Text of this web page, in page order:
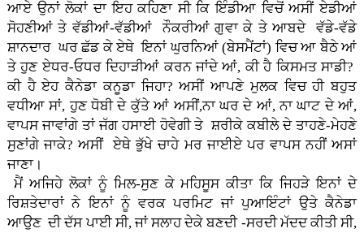
ਆਏ ਉਨਾਂ ਲੋਕਾਂ ਦਾ ਇਹ ਕਹਿਣਾ ਸੀ ਕਿ ਇੰਡੀਆ ਵਿਚੋਂ ਅਸੀਂ ਏਡੀਆਂ
ਸੋਹਣੀਆਂ ਤੇ ਵੱਡੀਆਂ-ਵੱਡੀਆਂ ਨੌਕਰੀਆਂ ਗੁਵਾ ਕੇ ਤੇ ਆਬਦੇ ਵੱਡੇ-ਵੱਡੇ
ਸ਼ਾਨਦਾਰ ਘਰ ਛੱਡ ਕੇ ਏਥੇ ਇਨਾਂ ਘੁਰਨਿਆਂ (ਬੇਸਮੈਂਟਾਂ) ਵਿਚ ਆ ਬੈਠੇ ਆਂ
ਤੇ ਹੁਣ ਏਧਰ-ਓਧਰ ਦਿਹਾੜੀਆਂ ਕਰਨ ਜਾਂਦੇ ਆਂ, ਕੀ ਹੈ ਕਿਸਮਤ ਸਾਡੀ?
ਕੀ ਹੈ ਏਹ ਕੈਨੇਡਾ ਕਨੂਡਾ ਜਿਹਾ? ਅਸੀਂ ਆਪਣੇ ਮੁਲਕ ਵਿਚ ਹੀ ਬਹੁਤ
ਵਧੀਆ ਸਾਂ, ਹੁਣ ਧੋਬੀ ਦੇ ਕੁੱਤੇ ਆਂ ਅਸੀਂ,ਨਾ ਘਰ ਦੇ ਆਂ, ਨਾ ਘਾਟ ਦੇ ਆਂ,
ਵਾਪਸ ਜਾਵਾਂਗੇ ਤਾਂ ਜੱਗ ਹਸਾਈ ਹੋਵੇਗੀ ਤੇ ਸ਼ਰੀਕੇ ਕਬੀਲੇ ਦੇ ਤਾਹਣੇ-ਮੇਹਣੇ
ਸੁਣਾਂਗੇ ਜਾਕੇ? ਅਸੀਂ ਏਥੇ ਭੁੱਖੇ ਚਾਹੇ ਮਰ ਜਾਈਏ ਪਰ ਵਾਪਸ ਨਹੀਂ ਅਸਾਂ
ਜਾਣਾ।
ਮੈਂ ਅਜਿਹੇ ਲੋਕਾਂ ਨੂੰ ਮਿਲ-ਸੁਣ ਕੇ ਮਹਿਸੂਸ ਕੀਤਾ ਕਿ ਜਿਹੜੇ ਇਨਾਂ ਦੇ
ਰਿਸ਼ਤੇਦਾਰਾਂ ਨੇ ਇਨਾਂ ਨੂੰ ਵਰਕ ਪਰਮਿਟ ਜਾਂ ਪੁਆਇੰਟਾਂ ਉਤੇ ਕੈਨੇਡਾ
ਆਉਣ ਦੀ ਦੱਸ ਪਾਈ ਸੀ, ਜਾਂ ਸਲਾਹ ਦੇਕੇ ਬਣਦੀ -ਸਰਦੀ ਮੱਦਦ ਕੀਤੀ ਸੀ,